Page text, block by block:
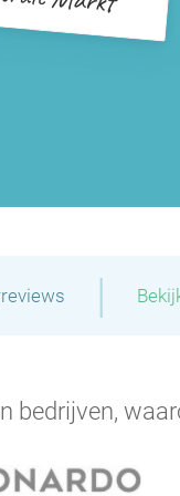
|
bedrijven,
P